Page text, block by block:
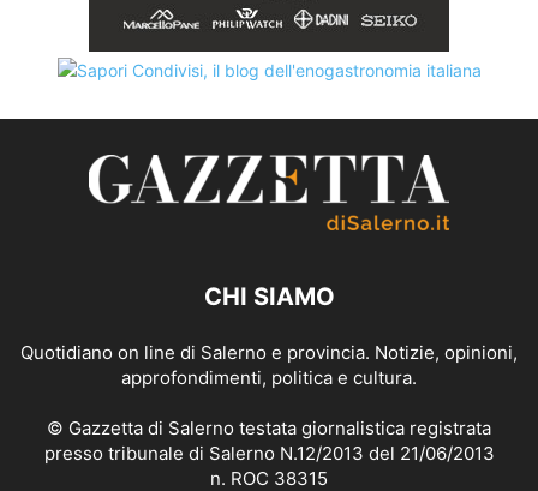
CHI SIAMO
Quotidiano on line di Salerno e provincia. Notizie, opinioni,
approfondimenti, politica e cultura.
© Gazzetta di Salerno testata giornalistica registrata
presso tribunale di Salerno N.12/2013 del 21/06/2013
n. ROC 38315